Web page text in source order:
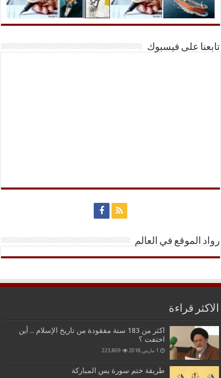
تابعنا على فيسبوك
رواد الموقع في العالم
الاكثر قراءة
اكثر من 183 سنة مفقودة من تاريخ الإسلام .. أين
اختفت ؟
1 مارس,2018 223,809
طريقة ختم سورة يس المباركة